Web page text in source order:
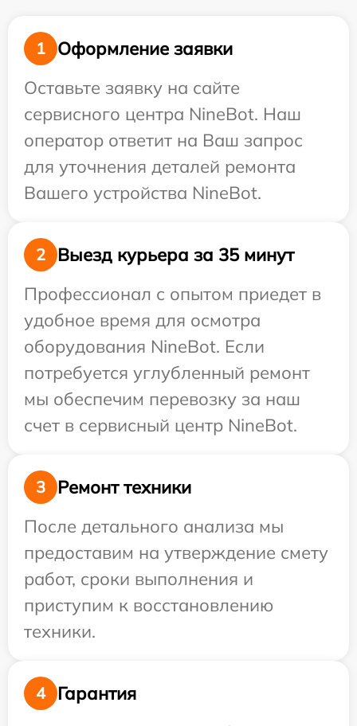
1
Оформление заявки
Оставьте заявку на сайте
сервисного центра NineBot. Наш
оператор ответит на Ваш запрос
для уточнения деталей ремонта
Вашего устройства NineBot.
2
Выезд курьера за 35 минут
Профессионал с опытом приедет в
удобное время для осмотра
оборудования NineBot. Если
потребуется углубленный ремонт
мы обеспечим перевозку за наш
счет в сервисный центр NineBot.
3
Ремонт техники
После детального анализа мы
предоставим на утверждение смету
работ, сроки выполнения и
приступим к восстановлению
техники.
4
Гарантия